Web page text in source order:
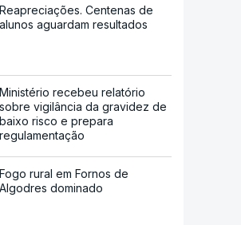
Reapreciações. Centenas de
alunos aguardam resultados
Ministério recebeu relatório
sobre vigilância da gravidez de
baixo risco e prepara
regulamentação
Fogo rural em Fornos de
Algodres dominado